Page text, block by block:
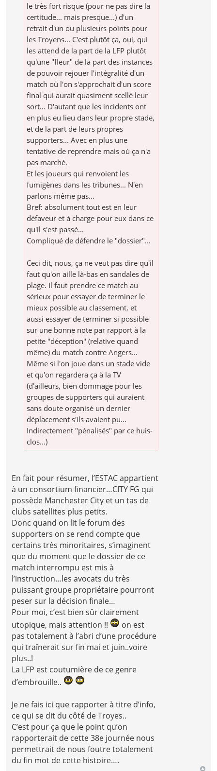
le très fort risque (pour ne pas dire la
certitude... mais presque...) d'un
retrait d'un ou plusieurs points pour
les Troyens... C'est plutôt ça, oui, qui
les attend de la part de la LFP plutôt
qu'une "fleur" de la part des instances
de pouvoir rejouer l'intégralité d'un
match où l'on s'approchait d'un score
final qui aurait quasiment scellé leur
sort... D'autant que les incidents ont
en plus eu lieu dans leur propre stade,
et de la part de leurs propres
supporters... Avec en plus une
tentative de reprendre mais où ça n'a
pas marché.
Et les joueurs qui renvoient les
fumigènes dans les tribunes... N'en
parlons même pas...
Bref: absolument tout est en leur
défaveur et à charge pour eux dans ce
qu'il s'est passé...
Compliqué de défendre le "dossier"...
Ceci dit, nous, ça ne veut pas dire qu'il
faut qu'on aille là-bas en sandales de
plage. Il faut prendre ce match au
sérieux pour essayer de terminer le
mieux possible au classement, et
aussi essayer de terminer si possible
sur une bonne note par rapport à la
petite "déception" (relative quand
même) du match contre Angers...
Même si l'on joue dans un stade vide
et qu'on regardera ça à la TV
(d'ailleurs, bien dommage pour les
groupes de supporters qui auraient
sans doute organisé un dernier
déplacement s'ils avaient pu...
Indirectement "pénalisés" par ce huis-
clos...)
En fait pour résumer, l’ESTAC appartient
à un consortium financier…CITY FG qui
possède Manchester City et un tas de
clubs satellites plus petits.
Donc quand on lit le forum des
supporters on se rend compte que
certains très minoritaires, s’imaginent
que du moment que le dossier de ce
match interrompu est mis à
l’instruction…les avocats du très
puissant groupe propriétaire pourront
peser sur la décision finale…
Pour moi, c’est bien sûr clairement
utopique, mais attention !!
on est
pas totalement à l’abri d’une procédure
qui traînerait sur fin mai et juin..voire
plus..!
La LFP est coutumière de ce genre
d’embrouille..
Je ne fais ici que rapporter à titre d’info,
ce qui se dit du côté de Troyes..
C’est pour ça que le point qu’on
rapporterait de cette 38e journée nous
permettrait de nous foutre totalement
du fin mot de cette histoire….